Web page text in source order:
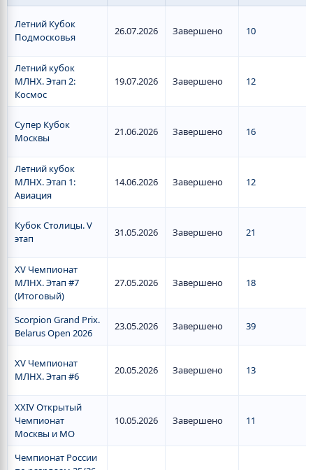
Летний Кубок
Подмосковья
26.07.2026 Завершено 10
Летний кубок
МЛНХ. Этап 2:
Космос
19.07.2026 Завершено 12
Супер Кубок
Москвы
21.06.2026 Завершено 16
Летний кубок
МЛНХ. Этап 1:
Авиация
14.06.2026 Завершено 12
Кубок Столицы. V
этап
31.05.2026 Завершено 21
XV Чемпионат
МЛНХ. Этап #7
(Итоговый)
27.05.2026 Завершено 18
Scorpion Grand Prix.
Belarus Open 2026
23.05.2026 Завершено 39
XV Чемпионат
МЛНХ. Этап #6
20.05.2026 Завершено 13
XXIV Открытый
Чемпионат
Москвы и МО
10.05.2026 Завершено 11
Чемпионат России